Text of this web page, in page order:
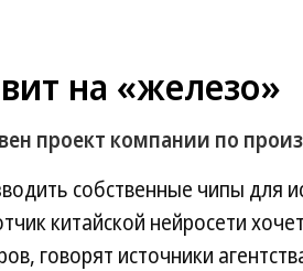
на «железо»
проект компании по
собственные чипы для
китайской нейросети
говорят источники